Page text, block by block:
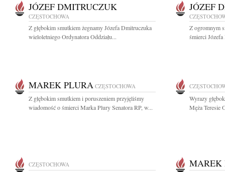
JÓZEF DMITRUCZUK
CZĘSTOCHOWA
Z głębokim smutkiem żegnamy Józefa Dmitruczuka
wieloletniego Ordynatora Oddziału...
JÓZEF
Z ogromnym
śmierci
MAREK PLURA CZĘSTOCHOWA
Z głębokim smutkiem i poruszeniem przyjęliśmy
wiadomość o śmierci Marka Plury Senatora RP, w...
Wyrazy
Męża Teresie
CZĘSTOCHOWA MAREK